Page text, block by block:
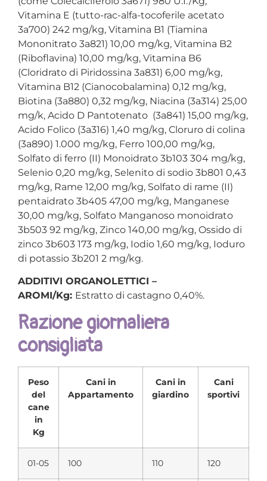
Vitamina E (tutto-rac-alfa-tocoferile acetato
3a700) 242 mg/kg, Vitamina B1 (Tiamina
Mononitrato 3a821) 10,00 mg/kg, Vitamina B2
(Riboflavina) 10,00 mg/kg, Vitamina B6
(Cloridrato di Piridossina 3a831) 6,00 mg/kg,
Vitamina B12 (Cianocobalamina) 0,12 mg/kg,
Biotina (3a880) 0,32 mg/kg, Niacina (3a314) 25,00
mg/k, Acido D Pantotenato (3a841) 15,00 mg/kg,
Acido Folico (3a316) 1,40 mg/kg, Cloruro di colina
(3a890) 1.000 mg/kg, Ferro 100,00 mg/kg,
Solfato di ferro (II) Monoidrato 3b103 304 mg/kg,
Selenio 0,20 mg/kg, Selenito di sodio 3b801 0,43
mg/kg, Rame 12,00 mg/kg, Solfato di rame (II)
pentaidrato 3b405 47,00 mg/kg, Manganese
30,00 mg/kg, Solfato Manganoso monoidrato
3b503 92 mg/kg, Zinco 140,00 mg/kg, Ossido di
zinco 3b603 173 mg/kg, Iodio 1,60 mg/kg, Ioduro
di potassio 3b201 2 mg/kg.
ADDITIVI ORGANOLETTICI –
AROMI/Kg: Estratto di castagno 0,40%.
Razione giornaliera
consigliata
01-05 100 110 120
Peso
del
cane
in
Kg
Cani in
Appartamento
Cani in
giardino
Cani
sportivi